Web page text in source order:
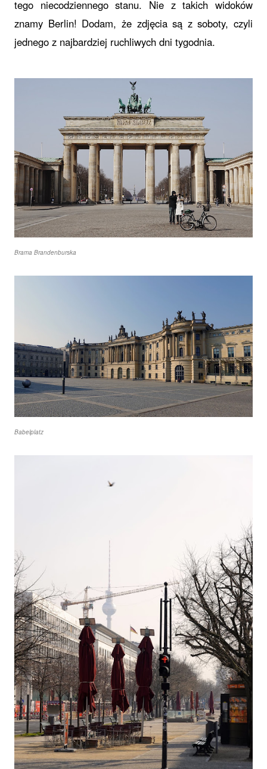
tego niecodziennego stanu. Nie z takich widoków
znamy Berlin! Dodam, że zdjęcia są z soboty, czyli
jednego z najbardziej ruchliwych dni tygodnia.
Brama Brandenburska
Babelplatz